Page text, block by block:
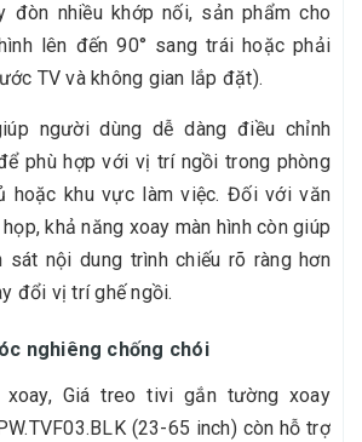
đòn nhiều khớp nối, sản phẩm cho
lên đến 90° sang trái hoặc phải
TV và không gian lắp đặt).
người dùng dễ dàng điều chỉnh
phù hợp với vị trí ngồi trong phòng
hoặc khu vực làm việc. Đối với văn
khả năng xoay màn hình còn giúp
sát nội dung trình chiếu rõ ràng hơn
đổi vị trí ghế ngồi.
nghiêng chống chói
xoay, Giá treo tivi gắn tường xoay
(23-65 inch) còn hỗ trợ